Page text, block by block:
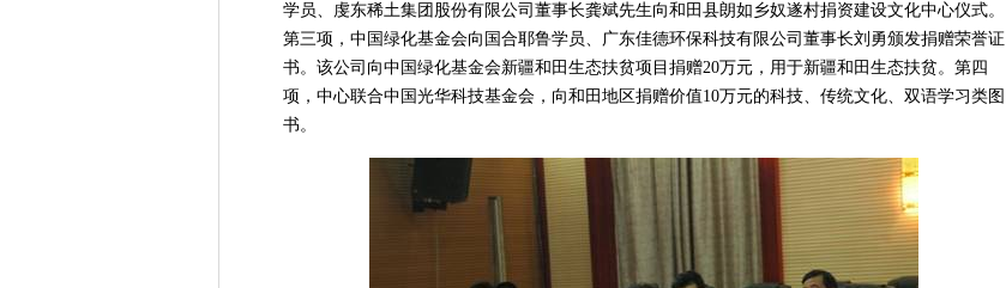
学员、虔东稀土集团股份有限公司董事长龚斌先生向和田县朗如乡奴遂村捐资建设文化中心仪式。
第三项，中国绿化基金会向国合耶鲁学员、广东佳德环保科技有限公司董事长刘勇颁发捐赠荣誉证
书。该公司向中国绿化基金会新疆和田生态扶贫项目捐赠20万元，用于新疆和田生态扶贫。第四
项，中心联合中国光华科技基金会，向和田地区捐赠价值10万元的科技、传统文化、双语学习类图
书。